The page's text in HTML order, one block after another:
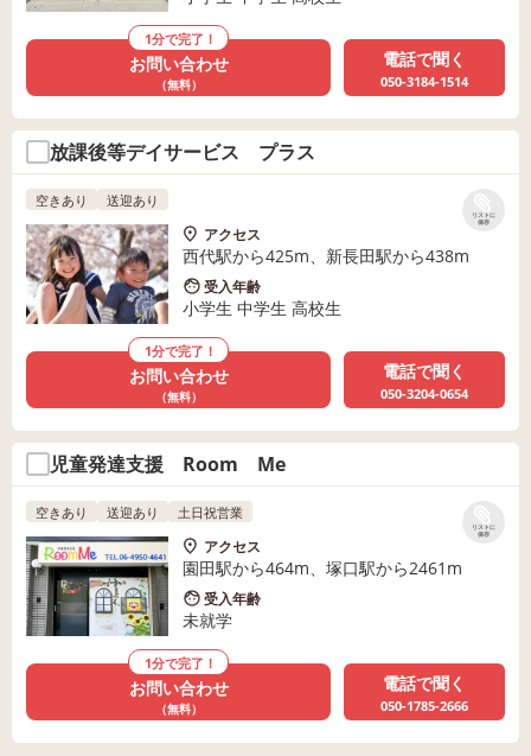
1分で完了！
お問い合わせ
（無料）
電話で聞く
050-3184-1514
放課後等デイサービス プラス
リストに
保存
空きあり 送迎あり
アクセス
西代駅から425m、新長田駅から438m
受入年齢
小学生 中学生 高校生
1分で完了！
お問い合わせ
（無料）
電話で聞く
050-3204-0654
児童発達支援 Room Me
リストに
保存
空きあり 送迎あり 土日祝営業
アクセス
園田駅から464m、塚口駅から2461m
受入年齢
未就学
1分で完了！
お問い合わせ
（無料）
電話で聞く
050-1785-2666